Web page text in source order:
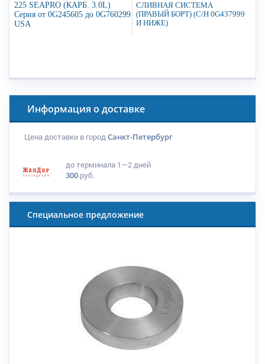
225 SEAPRO (КАРБ. 3.0L)
Серия от 0G245605 до 0G760299
USA
СЛИВНАЯ СИСТЕМА
(ПРАВЫЙ БОРТ) (С/Н 0G437999
И НИЖЕ)
Информация о доставке
Цена доставки в городСанкт-Петербург
до терминала 1—2 дней
300 руб.
Специальное предложение